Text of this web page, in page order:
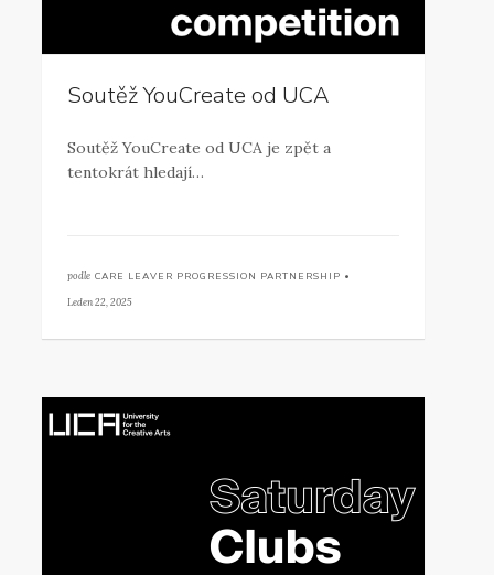
Soutěž YouCreate od UCA
Soutěž YouCreate od UCA je zpět a
tentokrát hledají…
podle CARE LEAVER PROGRESSION PARTNERSHIP •
Leden 22, 2025